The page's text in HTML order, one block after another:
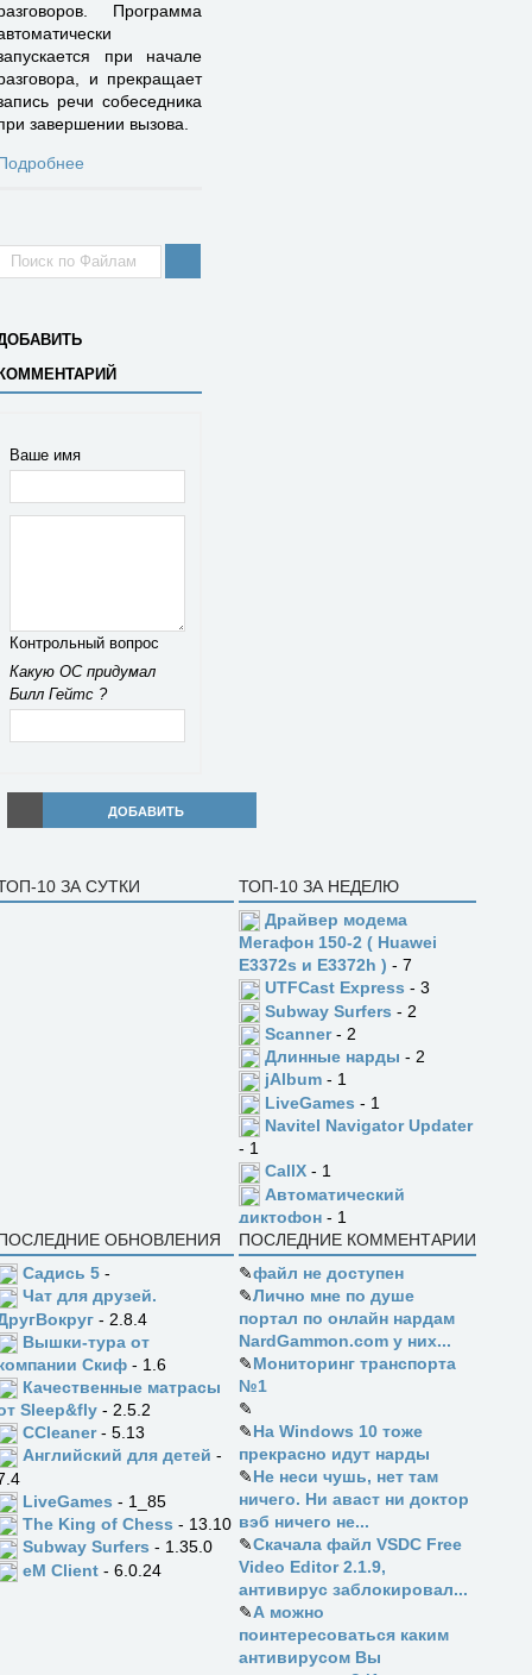
Программа
при начале
и прекращает
речи собеседника
завершении вызова.
Ваше имя
Контрольный вопрос
Какую ОС придумал
Билл Гейтс ?
ДОБАВИТЬ
10 ЗА СУТКИ
ТОП-10 ЗА НЕДЕЛЮ
Драйвер модема
Мегафон 150-2 ( Huawei
E3372s и E3372h ) - 7
UTFCast Express - 3
Subway Surfers - 2
Scanner- 2
Длинные нарды - 2
jAlbum - 1
LiveGames - 1
Navitel Navigator Updater
- 1
CallX - 1
Автоматический
диктофон - 1
ОБНОВЛЕНИЯ
Садись 5 -
Чат для друзей.
- 2.8.4
Вышки-тура от
Скиф - 1.6
Качественные матрасы
Sleep&fly - 2.5.2
CCleaner- 5.13
Английский для детей -
LiveGames - 1_85
The King of Chess - 13.10
Subway Surfers - 1.35.0
eM Client - 6.0.24
ПОСЛЕДНИЕ КОММЕНТАРИИ
✎файл не доступен
✎Лично мне по душе
портал по онлайн нардам
NardGammon.com у них...
✎Мониторинг транспорта
№1
✎
✎На Windows 10 тоже
прекрасно идут нарды
✎Не неси чушь, нет там
ничего. Ни аваст ни доктор
вэб ничего не...
✎Скачала файл VSDC Free
Video Editor 2.1.9,
антивирус заблокировал...
✎А можно
поинтересоваться каким
антивирусом Вы